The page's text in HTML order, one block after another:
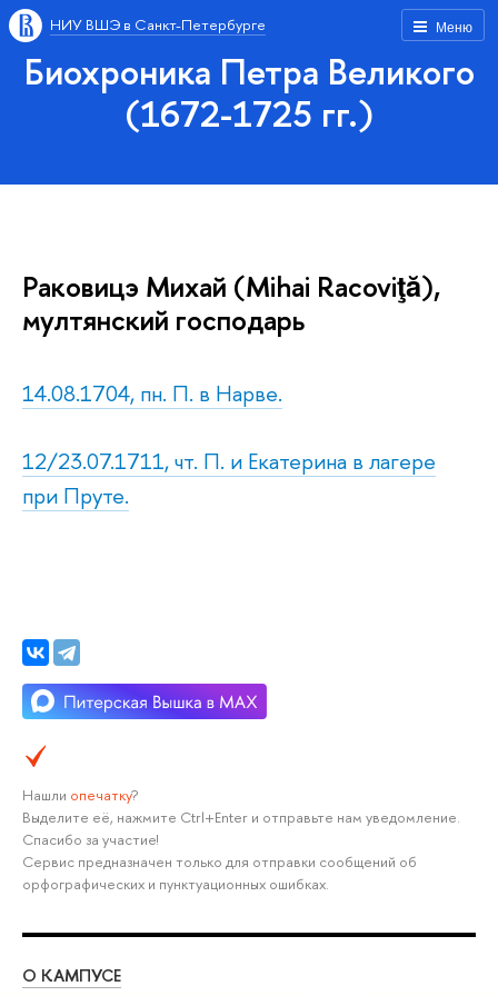
Меню
НИУ ВШЭ в Санкт-Петербурге
Биохроника Петра Великого
(1672-1725 гг.)
Раковицэ Михай (Mihai Racoviţă),
мултянский господарь
14.08.1704, пн. П. в Нарве.
12/23.07.1711, чт. П. и Екатерина в лагере
при Пруте.
Нашли опечатку?
Выделите её, нажмите Ctrl+Enter и отправьте нам уведомление.
Спасибо за участие!
Сервис предназначен только для отправки сообщений об
орфографических и пунктуационных ошибках.
О КАМПУСЕ